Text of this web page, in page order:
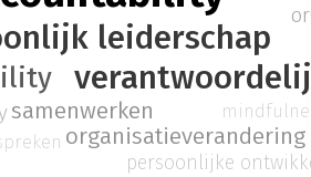
leiderschap
samenwerken
organisatieverandering
persoonlijke